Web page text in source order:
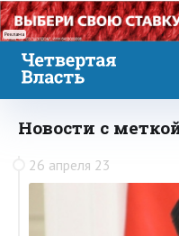
Реклама
Новости с
26 апреля 23